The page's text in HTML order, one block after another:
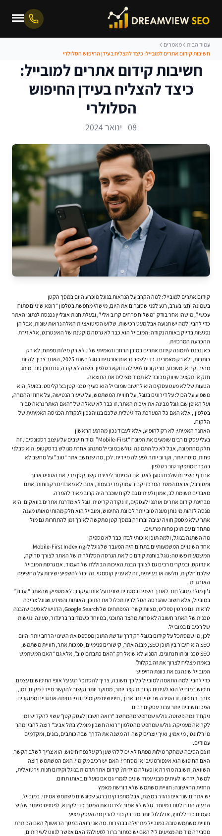
עמוד הבית
מאמרים
חשיבות קידום אתרים למובייל: כיצד להצליח בעידן החיפוש הסלולרי
חשיבות קידום אתרים למובייל:
כיצד להצליח בעידן החיפוש
הסלולרי
08 ינואר 2024
קידום אתרים למובייל: למה הקרב על הנראות בגוגל מוכרע היום במסך הקטן
בשמונה וחצי בערב, רגע לפני שסוגרים את היום, מישהי מחפשת בטלפון “רופא שיניים פתוח
עכשיו”, מישהו אחר בודק “משלוח פרחים קרוב אליי”, ובעלת חנות אונליין נכנסת לנתוני האתר
כדי להבין למה יש תנועה אבל מעט רכישות. שלוש הסיטואציות האלה נראות שונות, אבל הן
נפגשות בדיוק באותה נקודה: המובייל הוא כבר לא גרסה מוקטנת של האינטרנט, אלא זירת
ההכרעה המרכזית.
כאן נכנס לתמונה קידום אתרים במובן הרחב והאמיתי שלו. לא רק מילות מפתח, לא רק
כותרות, ולא רק מאמרים. כדי לשפר נראות אורגנית בגוגל בשנת 2025, האתר צריך להיות
מהיר, קריא, משכנע, סריק ונוח לפעולה דווקא בטלפון. כשזה לא קורה, גם תוכן טוב, מותג
חזק או תקציב שיווק מכובד לא תמיד מצילים את התוצאה.
הטעות של לא מעט עסקים היא לחשוב שמובייל הוא סעיף טכני קטן בצ'קליסט. בפועל, הוא
משפיע על הכול: על דירוגים בגוגל, על חוויית המשתמש, על שיעור הנטישה, על אחוזי ההמרה,
ועל האופן שבו גוגל מבינה את איכות האתר. זו כבר לא שאלה של “האם האתר נראה סביר
בטלפון”, אלא האם כל המערכת הדיגיטלית שלכם בנויה נכון לנקודת הכניסה האמיתית של
הלקוח.
האתגר האמיתי: לא רק להופיע, אלא לעבוד נכון מהרגע הראשון
בעלי עסקים רבים שומעים את המונח “Mobile-First” ומיד חושבים על עיצוב רספונסיבי. זה
חלק מהתמונה, אבל לא כל התמונה. גולש במובייל מתנהג אחרת מגולש בדסקטופ: הוא סבלני
פחות, מוסח יותר, וקרוב יותר לפעולה מיידית. לכן, מה שנחשב אתר “טוב” על מחשב לא
בהכרח מתפקד טוב בטלפון.
אם דף השירות שלכם נטען לאט, אם הכפתור ליצירת קשר קטן מדי, אם הטופס ארוך
ומסורבל, או אם המסר המרכזי קבור עמוק מדי בעמוד, אתם לא מאבדים רק נוחות. אתם
מאבדים תשומת לב, אמון ולעיתים גם לקוח שכבר היה קרוב מאוד להמרה.
מבחינת קידום אתרים אורגני לעסקים, זו נקודה קריטית. גוגל לא מדרגת אתרים בוואקום. היא
מנסה לזהות מי נותן מענה טוב יותר לכוונת החיפוש, ומובייל הוא חלק מהותי מאותו מענה.
אתר שלא מספק חוויה יציבה וברורה במסך קטן מתקשה לאורך זמן להתחרות גם מול
מתחרים עם תוכן פחות מרשים.
מה השתנה בגוגל, ולמה תוכן איכותי לבדו כבר לא מספיק
אחד השינויים המשמעותיים בתחום היה המעבר של גוגל ל-Mobile-First Indexing.
המשמעות פשוטה: גוגל בוחנת קודם כול את הגרסה הסלולרית של האתר לצורך סריקה,
אינדוקס, ובמקרים רבים גם לצורך הבנת האיכות הכוללת של העמוד. אם גרסת המובייל
שלכם חלקית, חלשה או בעייתית, זה לא עניין קוסמטי. זה יכול להשפיע ישירות על החשיפה
האורגנית.
ג'ון מולר מגוגל חזר לאורך השנים במסרים שונים על אותו עיקרון: לא מספיק שהאתר “יעבוד”
במובייל, אלא חשוב שהגרסה הסלולרית תכלול את התוכן, האותות והמידע שגוגל צריכה
לראות. גם מרטין ספליט, מצוות קשרי המפתחים של Google Search, הדגיש לא פעם שהבנה
טכנית של האתר חשובה לא פחות מהצד התוכני, במיוחד כשמדובר ברינדור, טעינה ונגישות
של רכיבים במובייל.
לכן, מי שמסתכל על קידום בגוגל רק דרך עדשת התוכן מפספס את השינוי הרחב יותר. היום
SEO הוא חיבור בין תוכן SEO, מבנה אתר, קישורים פנימיים, סמכות אתר, חוויית משתמש,
SEO טכני וניתוח נתונים. המנוע לא שואל רק “האם כתבתם טוב”, אלא גם “האם המשתמש
באמת מצליח לצרוך את זה בקלות”.
המובייל שינה גם את כוונת החיפוש
כדי להבין למה התאמה למובייל כל כך חשובה, צריך להסתכל רגע על אופי החיפושים עצמם.
חיפוש במובייל הוא לעיתים קרובות קצר יותר, ממוקד יותר וקשור להקשר מיידי: מקום, זמן,
צורך, דחיפות. זו הסיבה שביטויי זנב ארוך, חיפושים מקומיים ודפי נחיתה אורגניים ממוקדים
הפכו חשובים יותר עבור עסקים רבים.
ניקח דוגמה פשוטה. גולש שמחפש מהמחשב “רואה חשבון לעסק קטן” עשוי להקדיש זמן
לקריאה מעמיקה. גולש שמחפש מהטלפון “רואה חשבון מומלץ בתל אביב” רוצה להבין מהר
מי רלוונטי, מי אמין, ואיך יוצרים קשר. זה משנה את הדרך שבה כותבים, בונים, ומקדמים
עמודים.
זו גם הסיבה שמחקר מילות מפתח לא יכול להישען רק על נפח חיפוש. הוא צריך לשלב הקשר.
האם החיפוש הוא אינפורמטיבי או מסחרי? האם יש רכיב מקומי? האם המשתמש רוצה
השוואה, תשובה מהירה או פעולה מיידית? קידום אתר תדמית בגוגל וקידום חנות וירטואלית,
למשל, ידרשו לעיתים מבני עמוד שונים לגמרי גם אם פועלים באותו תחום.
החזית הראשונה: חוויית משתמש שלא דורשת מאמץ
יש אתרים שנראים נהדר במצגת, אבל מתפרקים ברגע שפוגשים משתמש אמיתי. במובייל,
הבעיה הזו בולטת במיוחד. גולש לא אמור לצבוט את המסך כדי לקרוא, לפספס כפתור שלוש
פעמים כדי ללחוץ, או לגלול יותר מדי רק כדי להבין מה העסק מציע.
חוויית משתמש טובה במובייל מתחילה בבהירות. מה אני רואה במסך הראשון? האם הכותרת
מסבירה מיד מה מציעים לי? האם יש כפתור ברור לפעולה? האם אפשר לנווט לשירותים,